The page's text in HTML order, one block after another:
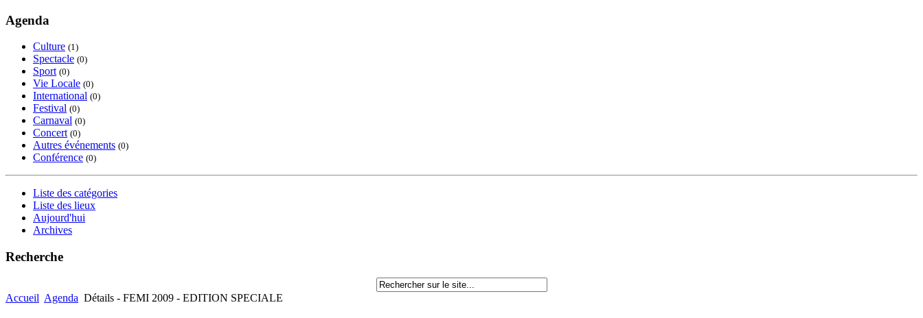
Agenda
Culture (1)
Spectacle (0)
Sport (0)
Vie Locale (0)
International (0)
Festival (0)
Carnaval (0)
Concert (0)
Autres événements (0)
Conférence (0)
Liste des catégories
Liste des lieux
Aujourd'hui
Archives
Recherche
Accueil Agenda Détails - FEMI 2009 - EDITION SPECIALE